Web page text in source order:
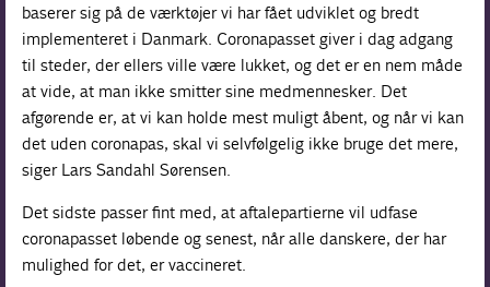
baserer sig på de værktøjer vi har fået udviklet og bredt
implementeret i Danmark. Coronapasset giver i dag adgang
til steder, der ellers ville være lukket, og det er en nem måde
at vide, at man ikke smitter sine medmennesker. Det
afgørende er, at vi kan holde mest muligt åbent, og når vi kan
det uden coronapas, skal vi selvfølgelig ikke bruge det mere,
siger Lars Sandahl Sørensen.
Det sidste passer fint med, at aftalepartierne vil udfase
coronapasset løbende og senest, når alle danskere, der har
mulighed for det, er vaccineret.